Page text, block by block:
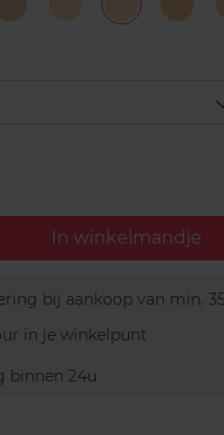
Fair
20
Sand
In winkelmandje
bij aankoop van min.
in je winkelpunt
binnen 24u